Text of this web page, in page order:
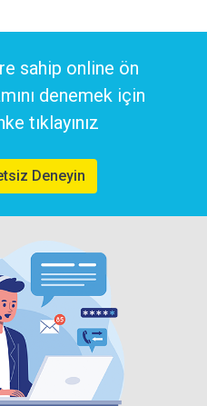
sahip online ön
denemek için
tıklayınız
Deneyin